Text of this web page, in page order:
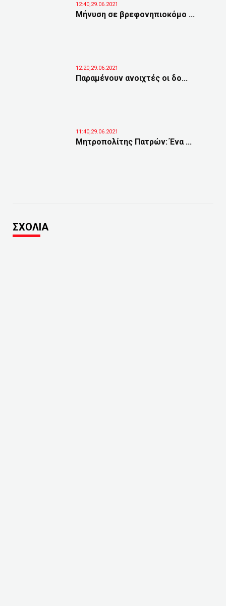
12:40,29.06.2021
Μήνυση σε βρεφονηπιοκόμο ...
12:20,29.06.2021
Παραμένουν ανοιχτές οι δο...
11:40,29.06.2021
Μητροπολίτης Πατρών: Ένα ...
ΣΧΟΛΙΑ